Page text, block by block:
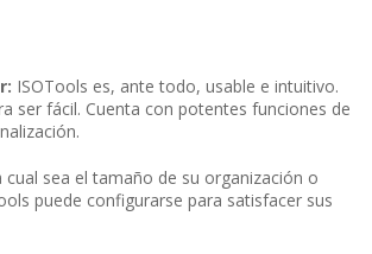
ISOTools es, ante todo, usable e intuitivo.
ser fácil. Cuenta con potentes funciones de
cual sea el tamaño de su organización o
puede configurarse para satisfacer sus